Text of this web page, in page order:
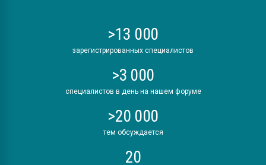
>13 000
зарегистрированных специалистов
>3 000
специалистов в день на нашем форуме
>20 000
тем обсуждается
20